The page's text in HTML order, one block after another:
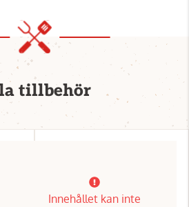
tillbehör
Innehållet kan inte